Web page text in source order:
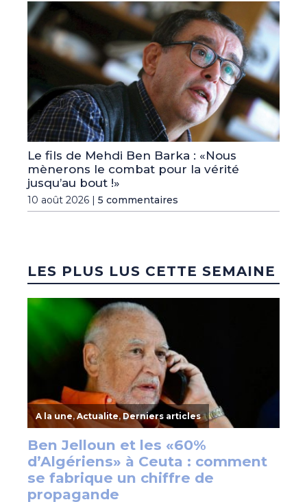
Le fils de Mehdi Ben Barka : «Nous
mènerons le combat pour la vérité
jusqu’au bout !»
10 août 2026 | 5 commentaires
LES PLUS LUS CETTE SEMAINE